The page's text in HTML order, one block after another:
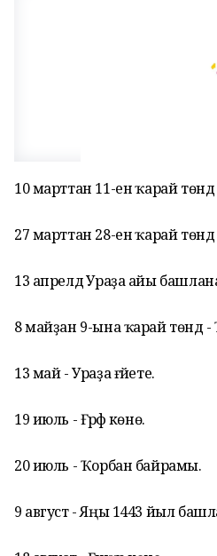
10 марттан 11-енә ҡарай
27 марттан 28-енә ҡарай төндә -
13 апрелдә Ураҙа айы
8 майҙан 9-ына ҡарай төндә -
13 май - Ураҙа ғәйете.
19 июль - Ғәрәфә көнө.
20 июль - Ҡорбан байрамы.
9 август - Яңы 1443 йыл